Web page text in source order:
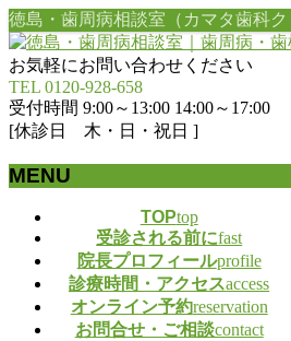
徳島・歯周病相談室（カマタ歯科ク
お気軽にお問い合わせください
TEL 0120-928-658
受付時間 9:00～13:00 14:00～17:00
[休診日 木・日・祝日 ]
MENU
TOPtop
受診される前にfast
院長プロフィールprofile
診療時間・アクセスaccess
オンライン予約reservation
お問合せ・ご相談contact